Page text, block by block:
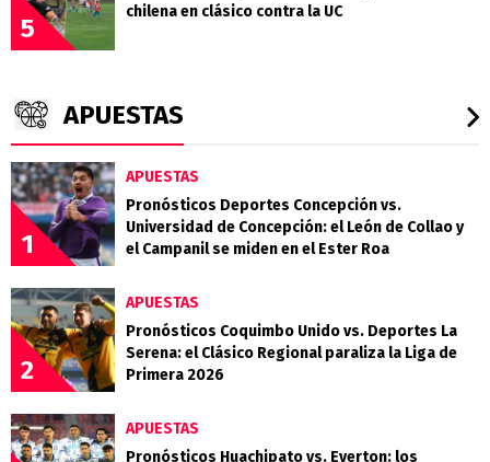
5
chilena en clásico contra la UC
APUESTAS
1
APUESTAS
Pronósticos Deportes Concepción vs.
Universidad de Concepción: el León de Collao y
el Campanil se miden en el Ester Roa
2
APUESTAS
Pronósticos Coquimbo Unido vs. Deportes La
Serena: el Clásico Regional paraliza la Liga de
Primera 2026
APUESTAS
Pronósticos Huachipato vs. Everton: los